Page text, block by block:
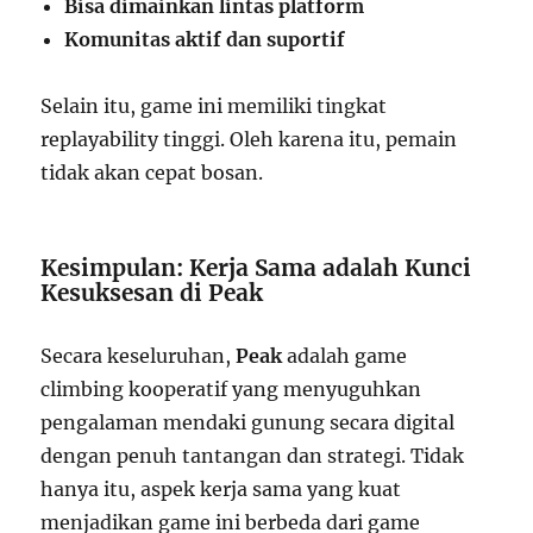
Bisa dimainkan lintas platform
Komunitas aktif dan suportif
Selain itu, game ini memiliki tingkat
replayability tinggi. Oleh karena itu, pemain
tidak akan cepat bosan.
Kesimpulan: Kerja Sama adalah Kunci
Kesuksesan di Peak
Secara keseluruhan,Peak adalah game
climbing kooperatif yang menyuguhkan
pengalaman mendaki gunung secara digital
dengan penuh tantangan dan strategi. Tidak
hanya itu, aspek kerja sama yang kuat
menjadikan game ini berbeda dari game